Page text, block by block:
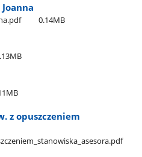
0.14MB
z opuszczeniem